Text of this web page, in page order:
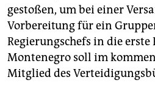
gestoßen, um bei einer
Vorbereitung für ein
Regierungschefs in die erste
Montenegro soll im
Mitglied des